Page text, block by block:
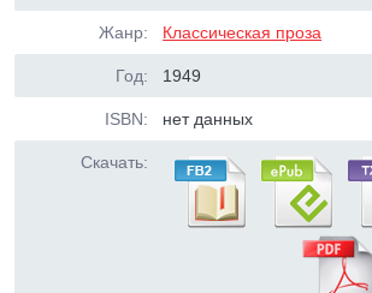
Жанр: Классическая проза
Год: 1949
ISBN: нет данных
Скачать: